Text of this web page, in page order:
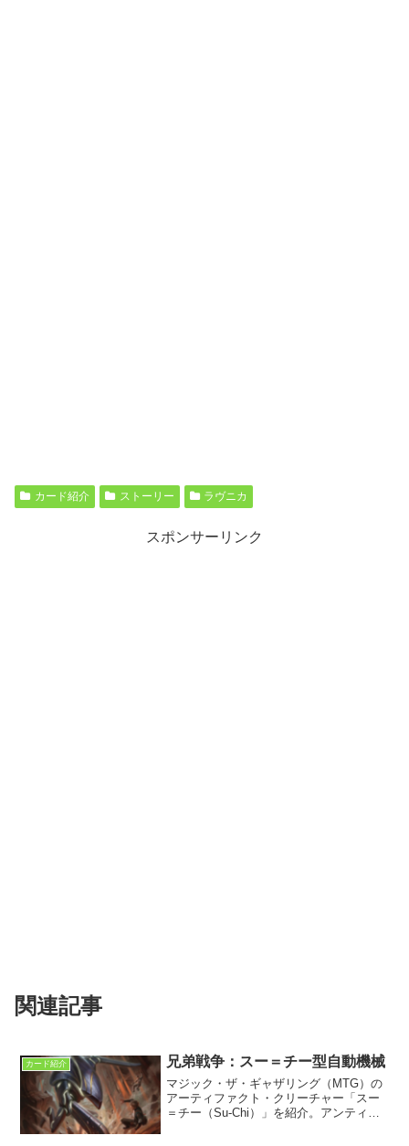
カード紹介 ストーリー ラヴニカ
スポンサーリンク
関連記事
カード紹介 兄弟戦争：スー＝チー型自動機械
マジック・ザ・ギャザリング（MTG）の
アーティファクト・クリーチャー「スー
＝チー（Su-Chi）」を紹介。アンティキ